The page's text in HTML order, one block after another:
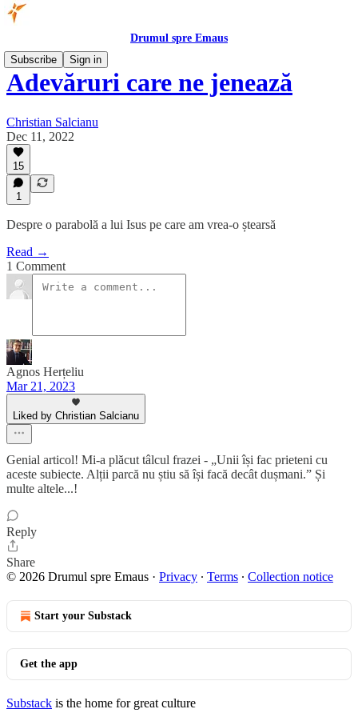
Drumul spre Emaus
Subscribe
Sign in
Adevăruri care ne jenează
Christian Salcianu
Dec 11, 2022
15
1
Despre o parabolă a lui Isus pe care am vrea-o ștearsă
Read →
1 Comment
Agnos Herțeliu
Mar 21, 2023
Liked by Christian Salcianu
Genial articol! Mi-a plăcut tâlcul frazei - „Unii își fac prieteni cu
aceste subiecte. Alții parcă nu știu să își facă decât dușmani.” Și
multe altele...!
Reply
Share
© 2026 Drumul spre Emaus · Privacy ∙ Terms ∙ Collection notice
Start your Substack
Get the app
Substack is the home for great culture